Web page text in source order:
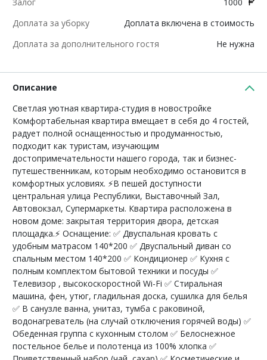
Доплата за уборку
Доплата включена в стоимость
Доплата за дополнительного гостя
Не нужна
Описание
Светлая уютная квартира-студия в новостройке
Комфортабельная квартира вмещает в себя до 4 гостей,
радует полной оснащенностью и продуманностью,
подходит как туристам, изучающим
достопримечательности нашего города, так и бизнес-
путешественникам, которым необходимо остановится в
комфортных условиях. ⚡В пешей доступности
центральная улица Республики, Выставочный Зал,
Автовокзал, Супермаркеты. Квартира расположена в
новом доме: закрытая территория двора, детская
площадка.⚡ Оснащение: ✅ Двуспальная кровать с
удобным матрасом 140*200 ✅ Двуспальный диван со
спальным местом 140*200 ✅ Кондиционер ✅ Кухня с
полным комплектом бытовой техники и посуды ✅
Телевизор , высокоскоростной Wi-Fi ✅ Стиральная
машина, фен, утюг, гладильная доска, сушилка для белья
✅ В санузле ванна, унитаз, тумба с раковиной,
водонагреватель (на случай отключения горячей воды) ✅
Обеденная группа с кухонным столом ✅ Белоснежное
постельное белье и полотенца из 100% хлопка ✅